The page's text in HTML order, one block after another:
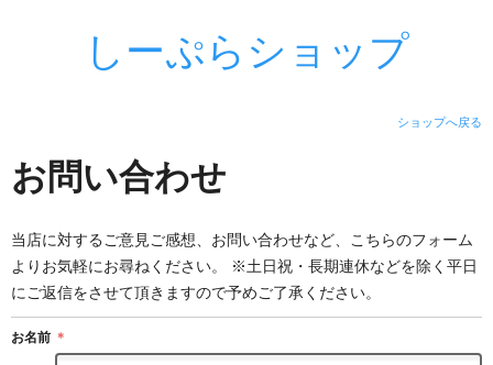
しーぷらショップ
ショップへ戻る
お問い合わせ
当店に対するご意見ご感想、お問い合わせなど、こちらのフォーム
よりお気軽にお尋ねください。 ※土日祝・長期連休などを除く平日
にご返信をさせて頂きますので予めご了承ください。
お名前 ＊